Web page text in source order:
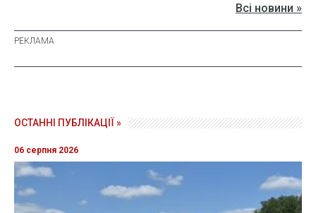
Всі новини »
ОСТАННІ ПУБЛІКАЦІЇ »
06 серпня 2026